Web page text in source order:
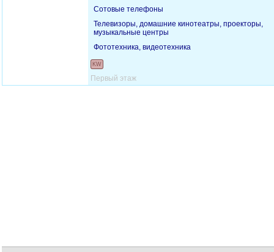
Сотовые телефоны
Телевизоры, домашние кинотеатры, проекторы,
музыкальные центры
Фототехника, видеотехника
KW
Первый этаж